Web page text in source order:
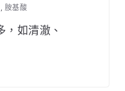
, 胺基酸
如清澈、